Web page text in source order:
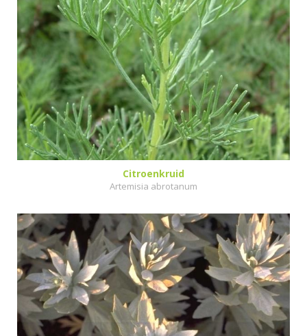
Citroenkruid
Artemisia abrotanum